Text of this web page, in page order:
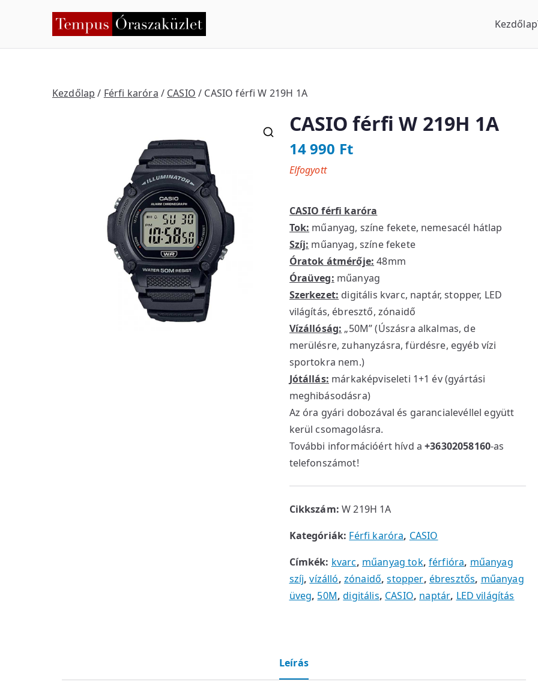
Tempus Óraszaküzlet Kezdőlap
Kezdőlap / Férfi karóra / CASIO / CASIO férfi W 219H 1A
CASIO férfi W 219H 1A
14 990 Ft
CASIO férfi karóra
Tok: műanyag, színe fekete, nemesacél hátlap
Szíj: műanyag, színe fekete
Óratok átmérője: 48mm
Óraüveg: műanyag
Szerkezet: digitális kvarc, naptár, stopper, LED
világítás, ébresztő, zónaidő
Vízállóság: „50M” (Úszásra alkalmas, de
merülésre, zuhanyzásra, fürdésre, egyéb vízi
sportokra nem.)
Jótállás: márkaképviseleti 1+1 év (gyártási
meghibásodásra)
Az óra gyári dobozával és garancialevéllel együtt
kerül csomagolásra.
További információért hívd a+36302058160-as
telefonszámot!
Elfogyott
Cikkszám:W 219H 1A
Kategóriák: Férfi karóra, CASIO
Címkék: kvarc, műanyag tok,férfióra, műanyag
szíj,vízálló, zónaidő,stopper, ébresztős, műanyag
üveg, 50M,digitális, CASIO, naptár, LED világítás
Leírás